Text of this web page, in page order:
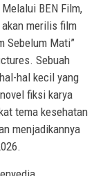
BEN Film,
merilis film
Sebelum Mati”
Sebuah
hal kecil yang
fiksi karya
tema kesehatan
menjadikannya